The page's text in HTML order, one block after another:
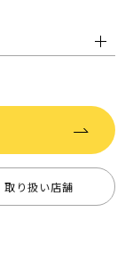
取り扱い店舗